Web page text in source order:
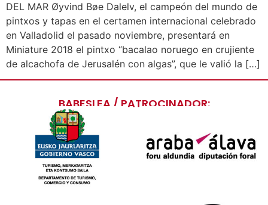
DEL MAR Øyvind Bøe Dalelv, el campeón del mundo de
pintxos y tapas en el certamen internacional celebrado
en Valladolid el pasado noviembre, presentará en
Miniature 2018 el pintxo “bacalao noruego en crujiente
de alcachofa de Jerusalén con algas”, que le valió la […]
BABESLEA / PATROCINADOR: